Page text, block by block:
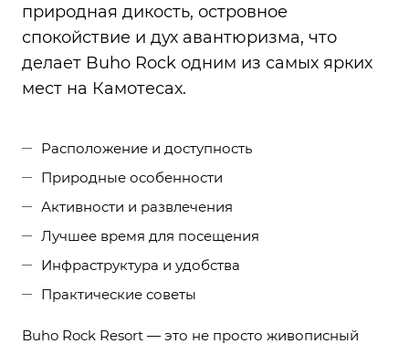
природная дикость, островное
спокойствие и дух авантюризма, что
делает Buho Rock одним из самых ярких
мест на Камотесах.
Расположение и доступность
Природные особенности
Активности и развлечения
Лучшее время для посещения
Инфраструктура и удобства
Практические советы
Buho Rock Resort — это не просто живописный